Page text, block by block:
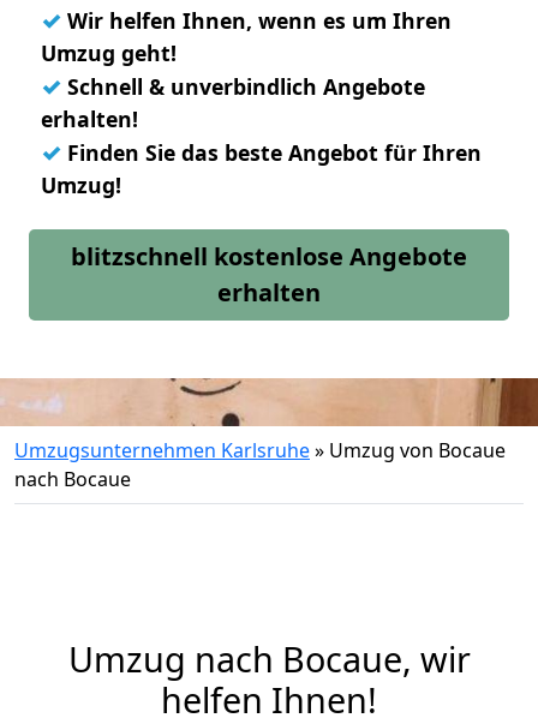
✓ Wir helfen Ihnen, wenn es um Ihren
Umzug geht!
✓ Schnell & unverbindlich Angebote
erhalten!
✓ Finden Sie das beste Angebot für Ihren
Umzug!
blitzschnell kostenlose Angebote
erhalten
Umzugsunternehmen Karlsruhe» Umzug von Bocaue
nach Bocaue
Umzug nach Bocaue, wir
helfen Ihnen!